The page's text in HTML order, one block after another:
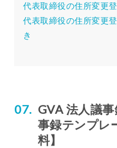
代表取締役の住所変更
代表取締役の住所変更
き
GVA 法人議
事録テンプレ
料】